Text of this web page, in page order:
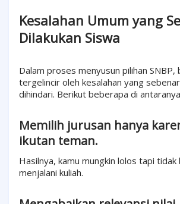
Kesalahan Umum yang
Dilakukan Siswa
Dalam proses menyusun pilihan SNBP,
tergelincir oleh kesalahan yang
dihindari. Berikut beberapa di
Memilih jurusan hanya
ikutan teman.
Hasilnya, kamu mungkin lolos tapi tidak
menjalani kuliah.